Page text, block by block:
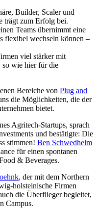
Builder, Scaler und
trägt zum Erfolg bei.
Teams übernimmt eine
flexibel wechseln können –
viel stärker mit
so wie hier für die
Bereiche von Plug and
die Möglichkeiten, die der
bietet.
Agritech-Startups, sprach
und bestätigte: Die
stimmen! Ben Schwedhelm
für einen spontanen
& Beverages.
, der mit dem Northern
holsteinische Firmen
die Überflieger begleitet,
Campus.